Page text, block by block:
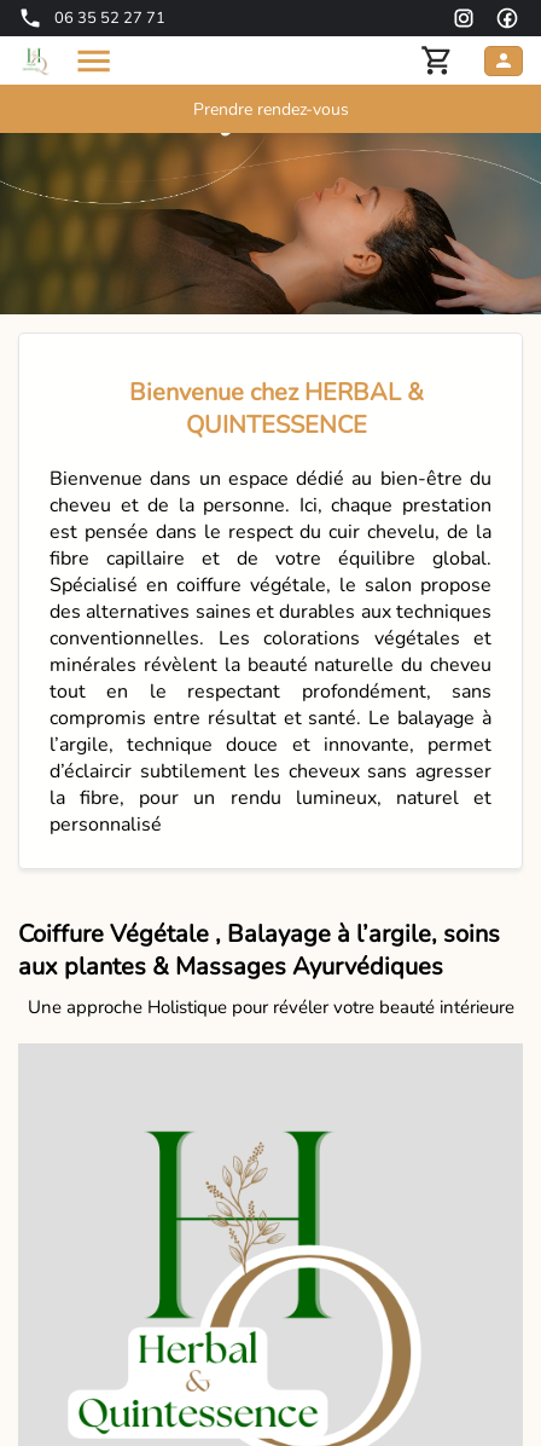
06 35 52 27 71
Prendre rendez-vous
Bienvenue chez HERBAL &
QUINTESSENCE
Bienvenue dans un espace dédié au bien-être du
cheveu et de la personne. Ici, chaque prestation
est pensée dans le respect du cuir chevelu, de la
fibre capillaire et de votre équilibre global.
Spécialisé en coiffure végétale, le salon propose
des alternatives saines et durables aux techniques
conventionnelles. Les colorations végétales et
minérales révèlent la beauté naturelle du cheveu
tout en le respectant profondément, sans
compromis entre résultat et santé. Le balayage à
l’argile, technique douce et innovante, permet
d’éclaircir subtilement les cheveux sans agresser
la fibre, pour un rendu lumineux, naturel et
personnalisé
Coiffure Végétale , Balayage à l’argile, soins
aux plantes & Massages Ayurvédiques
Une approche Holistique pour révéler votre beauté intérieure